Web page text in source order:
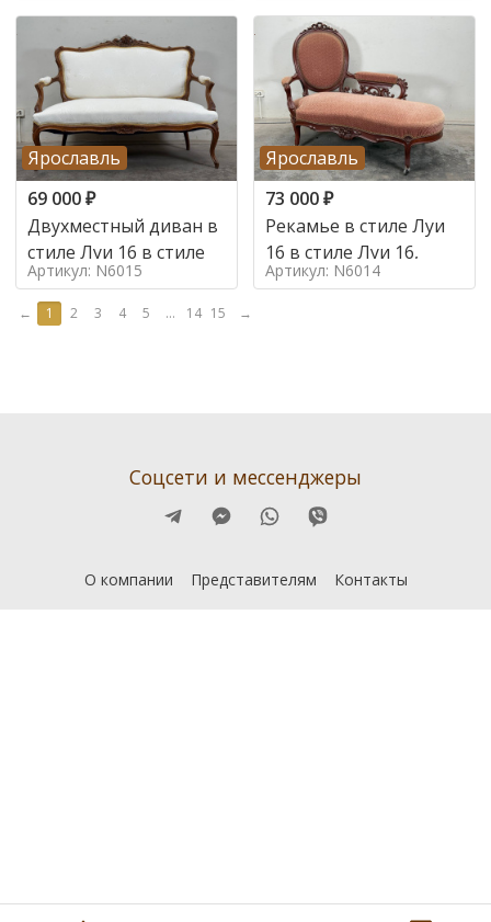
Ярославль
69 000₽
Двухместный диван в
стиле Луи 16 в стиле
Артикул: N6015
Ярославль
73 000₽
Рекамье в стиле Луи
16 в стиле Луи 16,
Артикул: N6014
← 1 2 3 4 5 ... 14 15 →
Соцсети и мессенджеры
О компании Представителям Контакты